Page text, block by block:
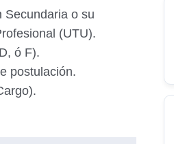
Secundaria o su
(UTU).
ó F).
postulación.